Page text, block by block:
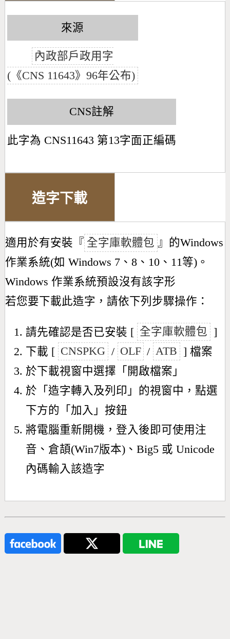
來源
內政部戶政用字
(《CNS 11643》96年公布)
CNS註解
此字為 CNS11643 第13字面正編碼
造字下載
適用於有安裝『 全字庫軟體包 』的Windows
作業系統(如 Windows 7、8、10、11等)。
Windows 作業系統預設沒有該字形
若您要下載此造字，請依下列步驟操作：
請先確認是否已安裝 [ 全字庫軟體包 ]
下載 [ CNSPKG / OLF / ATB ] 檔案
於下載視窗中選擇「開啟檔案」
於「造字轉入及列印」的視窗中，點選
下方的「加入」按鈕
將電腦重新開機，登入後即可使用注
音、倉頡(Win7版本)、Big5 或 Unicode
內碼輸入該造字